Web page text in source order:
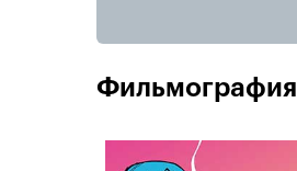
Фильмография